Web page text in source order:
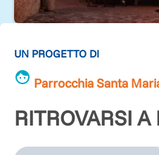
UN PROGETTO DI
Parrocchia Santa
RITROVARSI